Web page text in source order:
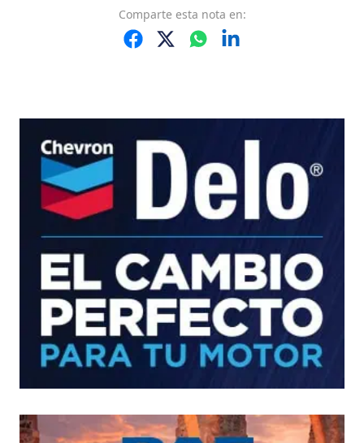
Comparte esta nota en: